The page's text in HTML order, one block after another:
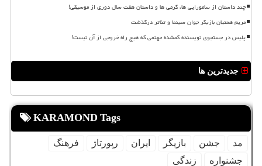
چند داستان از سامورایی ها، گرمی ها و داستان هفت سال دوری از موسیقی!
مریم همتیان بازیگر جوان سینما و تئاتر درگذشت
پلیس در جستجوی نویسنده گمشده جهنمی که هیچ راه خروجی از آن نیست!
جدیدترین ها
KARAMOND Tags
مد جشن بازیگر ایران رپورتاژ
فرهنگ
جشنواره
زندگی